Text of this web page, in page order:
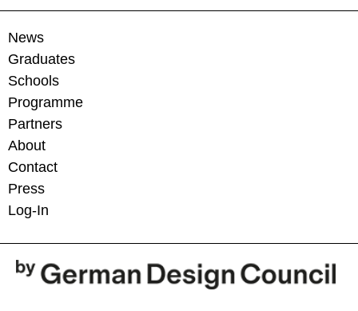
News
Graduates
Schools
Programme
Partners
About
Contact
Press
Log-In